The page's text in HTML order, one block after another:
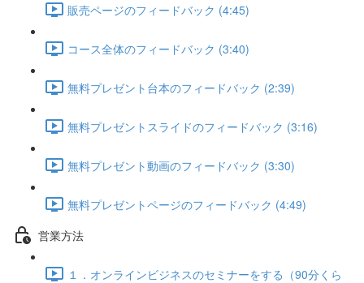
販売ページのフィードバック (4:45)
コース全体のフィードバック (3:40)
無料プレゼント台本のフィードバック (2:39)
無料プレゼントスライドのフィードバック (3:16)
無料プレゼント動画のフィードバック (3:30)
無料プレゼントページのフィードバック (4:49)
営業方法
１．オンラインビジネスのセミナーをする（90分くら